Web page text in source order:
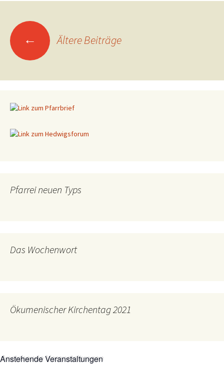
Beitragsnavigation
← Ältere Beiträge
Pfarrei neuen Typs
Das Wochenwort
Ökumenischer Kirchentag 2021
Anstehende Veranstaltungen